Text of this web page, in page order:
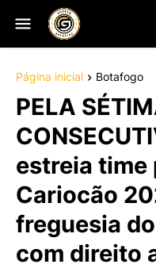
Página inicial Botafogo
PELA
estreia time
Cariocão
freguesia
com direito